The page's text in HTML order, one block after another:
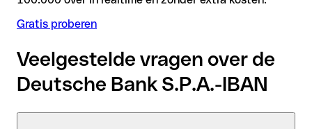
Gratis proberen
Veelgestelde vragen over de
Deutsche Bank S.P.A.-IBAN